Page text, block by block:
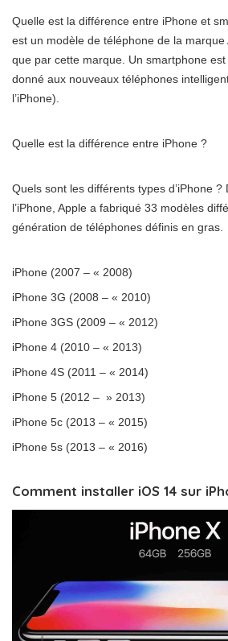
Quelle est la différence entre iPhone et
est un modèle de téléphone de la marque
que par cette marque. Un smartphone
donné aux nouveaux téléphones
l’iPhone).
Quelle est la différence entre iPhone ?
Quels sont les différents types d’iPhone
l’iPhone, Apple a fabriqué 33 modèles
génération de téléphones définis en gras.
iPhone (2007 – « 2008)
iPhone 3G (2008 – « 2010)
iPhone 3GS (2009 – « 2012)
iPhone 4 (2010 – « 2013)
iPhone 4S (2011 – « 2014)
iPhone 5 (2012 – » 2013)
iPhone 5c (2013 – « 2015)
iPhone 5s (2013 – « 2016)
Comment installer iOS 14 sur